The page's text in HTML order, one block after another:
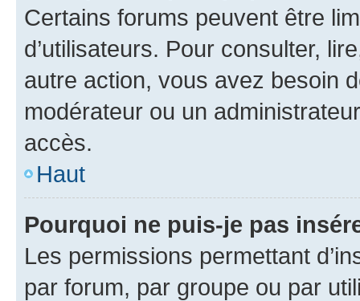
Certains forums peuvent être
d’utilisateurs. Pour consulter,
autre action, vous avez besoin
modérateur ou un
accès.
Haut
Pourquoi ne puis-je pas
Les permissions permettant
par forum, par groupe ou par